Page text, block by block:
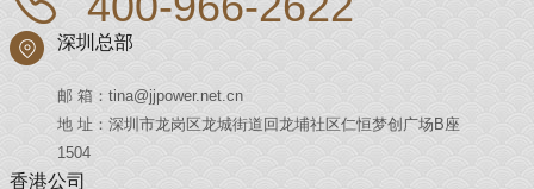
深圳总部
邮 箱：tina@jjpower.net.cn
地 址：深圳市龙岗区龙城街道回龙埔社区仁恒梦创广场B座
1504
香港公司